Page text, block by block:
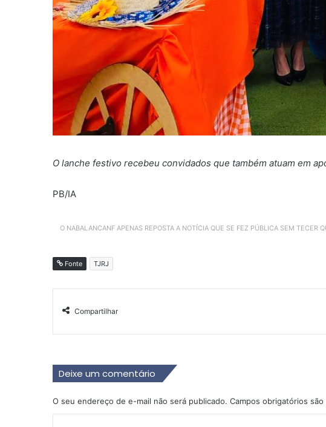
O lanche festivo recebeu convidados que também atuam em
PB/IA
O NABALANCANF APENAS REPOSTA A NOTÍCIA QUE SE FEZ PÚBLICA SEM TECER
Fonte TJRJ
Compartilhar
Deixe um comentário
O seu endereço de e-mail não será publicado. Campos obrigatórios são